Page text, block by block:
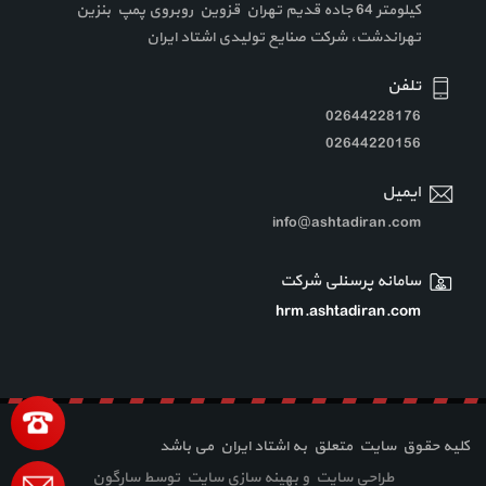
کیلومتر 64 جاده قدیم تهران قزوین روبروی پمپ بنزین
تهراندشت، شرکت صنایع تولیدی اشتاد ایران
تلفن
02644228176
02644220156
ایمیل
info@ashtadiran.com
سامانه پرسنلی شرکت
hrm.ashtadiran.com
کلیه حقوق سایت متعلق به اشتاد ایران می باشد
طراحی سایت و بهینه سازی سایت توسطسارگون